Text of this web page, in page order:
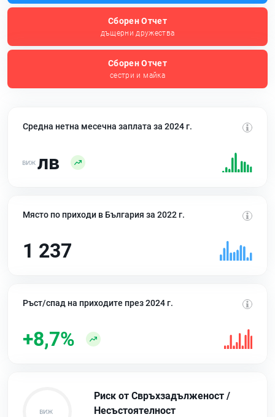
Сборен Отчет
дъщерни дружества
Сборен Отчет
сестри и майка
Средна нетна месечна заплата за 2024 г.
лв
Място по приходи в България за 2022 г.
1 237
Ръст/спад на приходите през 2024 г.
+8,7%
Риск от Свръхзадълженост /
Несъстоятелност